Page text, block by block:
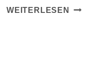
WEITERLESEN
MEIN